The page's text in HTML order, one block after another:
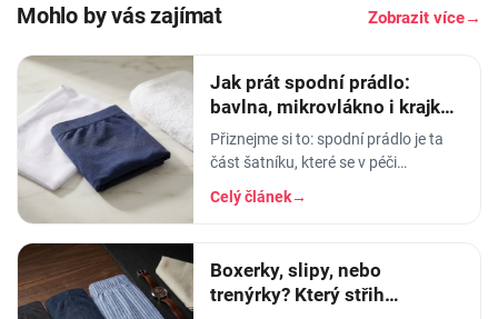
Mohlo by vás zajímat Zobrazit více→
Jak prát spodní prádlo:
bavlna, mikrovlákno i krajka,
aby vydrželo
Přiznejme si to: spodní prádlo je ta
část šatníku, které se v péči
věnujeme nejmíň. Hodíme ho do
pračky se vším ostatním, dáme
Celý článek→
Boxerky, slipy, nebo
trenýrky? Který střih